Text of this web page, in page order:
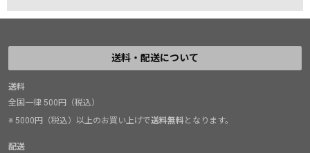
送料・配送について
送料
全国一律 500円（税込）
※ 5000円（税込）以上のお買い上げで送料無料となります。
配送